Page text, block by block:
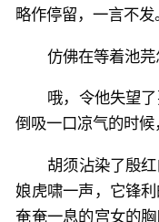
略作停留，一言不发
仿佛在等着池芫
哦，令他失望
倒吸一口凉气的时候
胡须沾染了殷
娘虎啸一声，它锋
奄奄一息的宫女的